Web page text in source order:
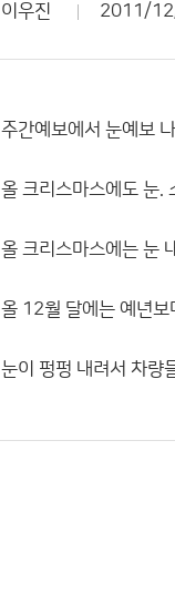
이우진 2011/
주간예보에서 눈예보
올 크리스마스에도 눈.
올 크리스마스에는 눈
올 12월 달에는 예년보
눈이 펑펑 내려서 차량